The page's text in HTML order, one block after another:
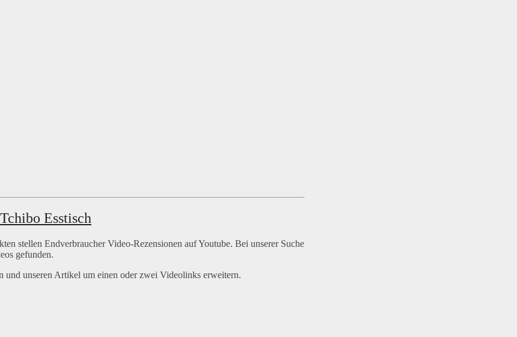
Esstisch
stellen Endverbraucher Video-Rezensionen auf Youtube. Bei unserer Suche
gefunden.
und unseren Artikel um einen oder zwei Videolinks erweitern.